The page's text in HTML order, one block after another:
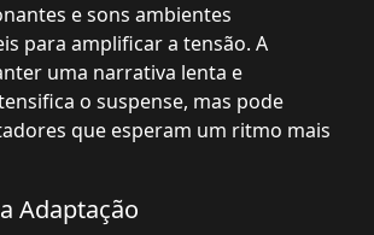
e sons ambientes
para amplificar a tensão. A
uma narrativa lenta e
o suspense, mas pode
que esperam um ritmo mais
Adaptação